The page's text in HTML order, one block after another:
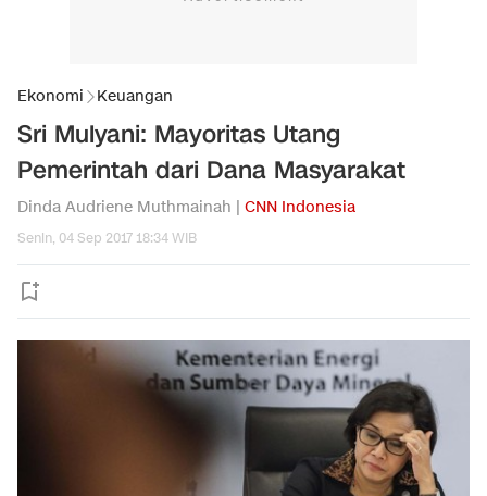
Ekonomi Keuangan
Sri Mulyani: Mayoritas Utang
Pemerintah dari Dana Masyarakat
Dinda Audriene Muthmainah | CNN Indonesia
Senin, 04 Sep 2017 18:34 WIB